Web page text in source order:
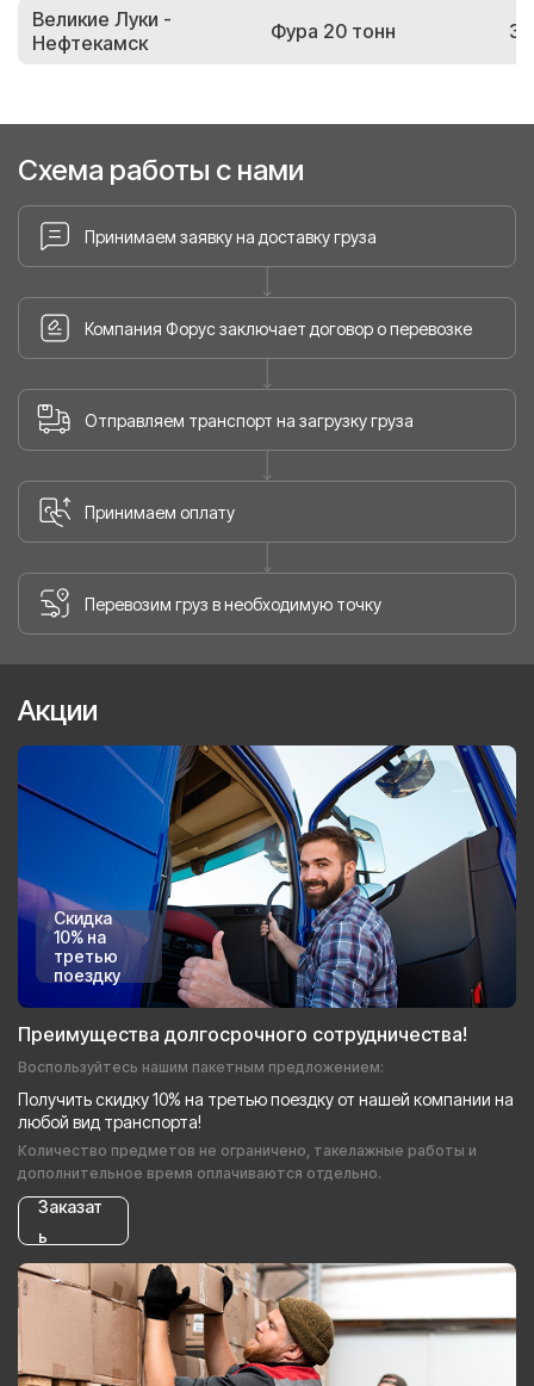
Великие Луки -
Нефтекамск
Фура 20 тонн
Схема работы с нами
Принимаем заявку на доставку груза
Компания Форус заключает договор о перевозке
Отправляем транспорт на загрузку груза
Принимаем оплату
Перевозим груз в необходимую точку
Акции
Скидка
10% на
третью
поездку
Преимущества долгосрочного сотрудничества!
Воспользуйтесь нашим пакетным предложением:
Получить скидку 10% на третью поездку от нашей компании на
любой вид транспорта!
Количество предметов не ограничено, такелажные работы и
дополнительное время оплачиваются отдельно.
Заказат
ь